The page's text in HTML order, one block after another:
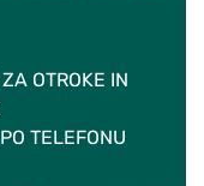
OTROKE IN
TELEFONU